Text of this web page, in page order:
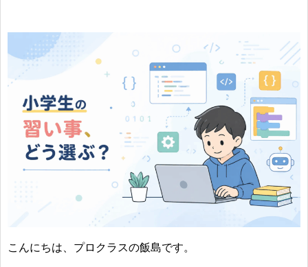
こんにちは、プロクラスの飯島です。